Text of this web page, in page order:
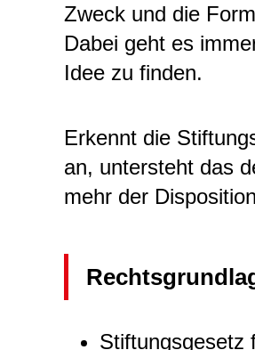
Zweck und die
Dabei geht es
Idee zu finden.
Erkennt die
an, untersteht das
mehr der
Stiftungsgesetz